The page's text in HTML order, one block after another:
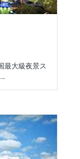
最大級夜景ス